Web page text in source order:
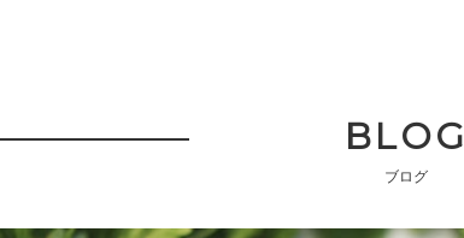
BLOG
ブログ